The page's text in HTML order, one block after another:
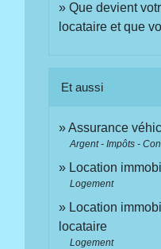
Que devient
locataire et que
Et aussi
Assurance
Argent - Impôts -
Location
Logement
Location
locataire
Logement